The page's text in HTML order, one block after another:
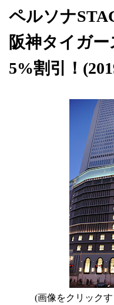
ペルソナ
阪神タイガ
5%割引！
(画像をクリックす